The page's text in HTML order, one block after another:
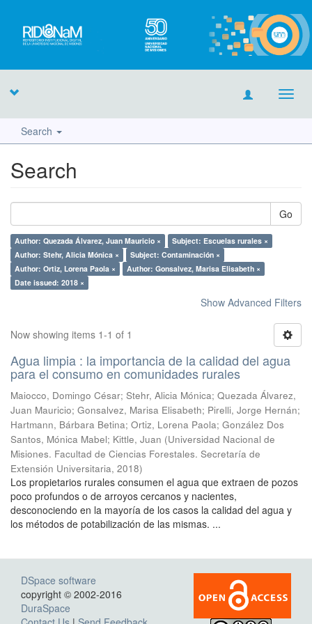
Search
Search
Go
Author: Quezada Álvarez, Juan Mauricio ×
Subject: Escuelas rurales ×
Author: Stehr, Alicia Mónica ×
Subject: Contaminación ×
Author: Ortiz, Lorena Paola ×
Author: Gonsalvez, Marisa Elisabeth ×
Date issued: 2018 ×
Show Advanced Filters
Now showing items 1-1 of 1
Agua limpia : la importancia de la calidad del agua
para el consumo en comunidades rurales
Maiocco, Domingo César; Stehr, Alicia Mónica; Quezada Álvarez,
Juan Mauricio; Gonsalvez, Marisa Elisabeth; Pirelli, Jorge Hernán;
Hartmann, Bárbara Betina; Ortiz, Lorena Paola; González Dos
Santos, Mónica Mabel; Kittle, Juan (Universidad Nacional de
Misiones. Facultad de Ciencias Forestales. Secretaría de
Extensión Universitaria, 2018)
Los propietarios rurales consumen el agua que extraen de pozos
poco profundos o de arroyos cercanos y nacientes,
desconociendo en la mayoría de los casos la calidad del agua y
los métodos de potabilización de las mismas. ...
DSpace software
copyright © 2002-2016
DuraSpace